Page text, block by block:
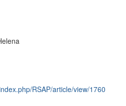
RSAP/article/view/1760